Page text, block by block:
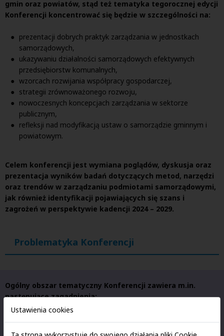
gmin oraz powiatów, stąd też tematyka tegorocznej edycji
Konferencji koncentrować się będzie w szczególności na:
prezentacji dobrych praktyk zarządzania w jednostkach
samorządowych,
ukazywaniu działalności samorządowych efektywnych
przedsiębiorstw komunalnych,
wzorcach rozwijania współpracy gospodarczej,
strategii zrównoważonego rozwoju,
nowoczesnych koncepcjach zarządzania w sektorze
publicznym,
refleksji nad modyfikacją ustaw o samorządzie gminnym i
powiatowym.
Celem konferencji jest wymiana poglądów, dyskusja oraz
prezentacja wyników badań dotyczących metod, narzędzi
oraz trendów w zarządzaniu podmiotami samorządowymi,
jak również identyfikacji pojawiających się szans i
zagrożeń w perspektywie kadencji 2024 – 2029.
Problematyka Konferencji
Ogólny obszar tematyczny Konferencji zawiera m.in.
następujące zagadnienia:
Ustawienia cookies